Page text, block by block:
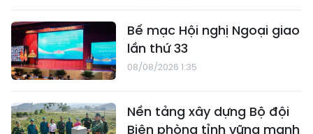
Bế mạc Hội nghị Ngoại giao
lần thứ 33
08/08/2026 1:35
Nền tảng xây dựng Bộ đội
Biên phòng tỉnh vững mạnh